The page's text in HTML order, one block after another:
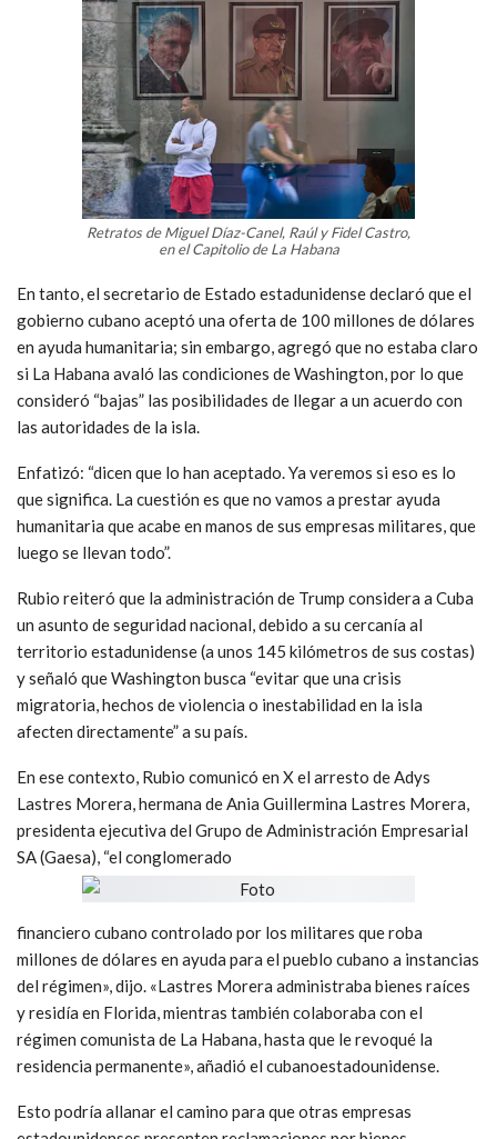
Retratos de Miguel Díaz-Canel, Raúl y Fidel Castro,
en el Capitolio de La Habana
En tanto, el secretario de Estado estadunidense declaró que el
gobierno cubano aceptó una oferta de 100 millones de dólares
en ayuda humanitaria; sin embargo, agregó que no estaba claro
si La Habana avaló las condiciones de Washington, por lo que
consideró “bajas” las posibilidades de llegar a un acuerdo con
las autoridades de la isla.
Enfatizó: “dicen que lo han aceptado. Ya veremos si eso es lo
que significa. La cuestión es que no vamos a prestar ayuda
humanitaria que acabe en manos de sus empresas militares, que
luego se llevan todo”.
Rubio reiteró que la administración de Trump considera a Cuba
un asunto de seguridad nacional, debido a su cercanía al
territorio estadunidense (a unos 145 kilómetros de sus costas)
y señaló que Washington busca “evitar que una crisis
migratoria, hechos de violencia o inestabilidad en la isla
afecten directamente” a su país.
En ese contexto, Rubio comunicó en X el arresto de Adys
Lastres Morera, hermana de Ania Guillermina Lastres Morera,
presidenta ejecutiva del Grupo de Administración Empresarial
SA (Gaesa), “el conglomerado
financiero cubano controlado por los militares que roba
millones de dólares en ayuda para el pueblo cubano a instancias
del régimen», dijo. «Lastres Morera administraba bienes raíces
y residía en Florida, mientras también colaboraba con el
régimen comunista de La Habana, hasta que le revoqué la
residencia permanente», añadió el cubanoestadounidense.
Esto podría allanar el camino para que otras empresas